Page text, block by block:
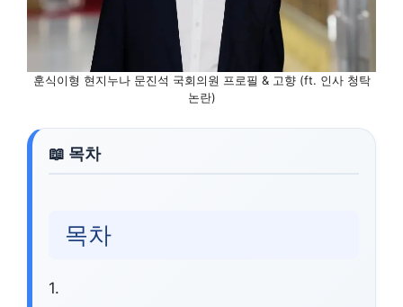
훈식이형 현지누나 문진석 국회의원 프로필 & 고향 (ft. 인사 청탁
논란)
목차